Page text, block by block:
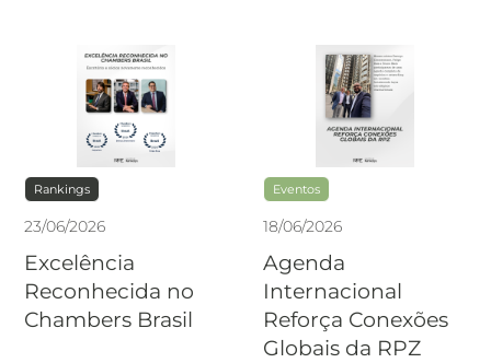
Rankings
23/06/2026
Excelência
Reconhecida no
Chambers Brasil
Eventos
18/06/2026
Agenda
Internacional
Reforça Conexões
Globais da RPZ